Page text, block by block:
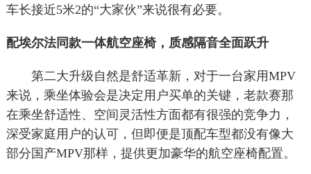
车长接近5米2的“大家伙”来说很有必要。
配埃尔法同款一体航空座椅，质感隔音全面跃升
第二大升级自然是舒适革新，对于一台家用MPV
来说，乘坐体验会是决定用户买单的关键，老款赛那
在乘坐舒适性、空间灵活性方面都有很强的竞争力，
深受家庭用户的认可，但即便是顶配车型都没有像大
部分国产MPV那样，提供更加豪华的航空座椅配置。